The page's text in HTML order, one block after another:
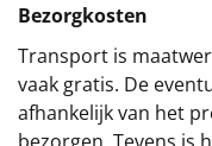
Bezorgkosten
Transport is
vaak gratis. De
afhankelijk van het